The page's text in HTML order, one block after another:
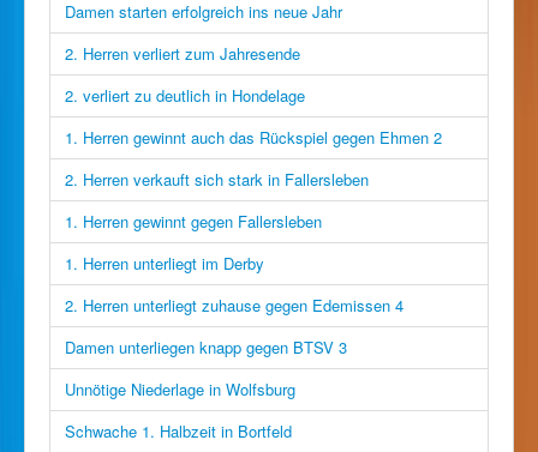
Damen starten erfolgreich ins neue Jahr
2. Herren verliert zum Jahresende
2. verliert zu deutlich in Hondelage
1. Herren gewinnt auch das Rückspiel gegen Ehmen 2
2. Herren verkauft sich stark in Fallersleben
1. Herren gewinnt gegen Fallersleben
1. Herren unterliegt im Derby
2. Herren unterliegt zuhause gegen Edemissen 4
Damen unterliegen knapp gegen BTSV 3
Unnötige Niederlage in Wolfsburg
Schwache 1. Halbzeit in Bortfeld